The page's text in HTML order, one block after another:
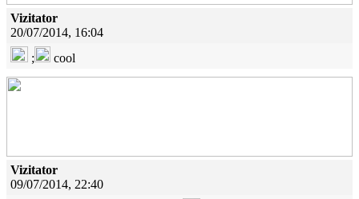
Vizitator
20/07/2014, 16:04
;
cool
Vizitator
09/07/2014, 22:40